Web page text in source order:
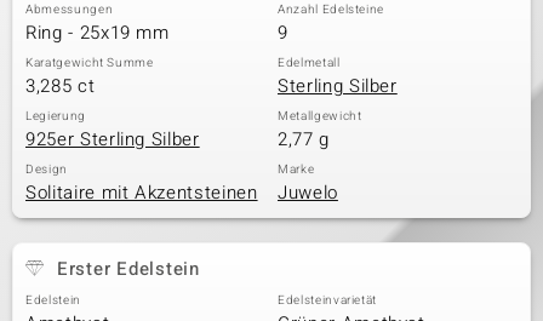
Classics
Abmessungen
Ring - 25x19 mm
Anzahl Edelsteine
9
Karatgewicht Summe
3,285 ct
Edelmetall
Sterling Silber
Legierung
925er Sterling Silber
Metallgewicht
2,77 g
Design
Solitaire mit Akzentsteinen
Marke
Juwelo
Erster Edelstein
Edelstein Edelsteinvarietät